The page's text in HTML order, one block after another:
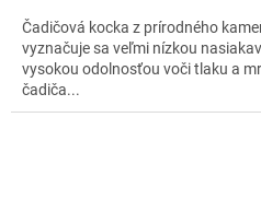
Čadičová kocka z prírodného
vyznačuje sa veľmi nízkou
vysokou odolnosťou voči tlaku a
čadiča...